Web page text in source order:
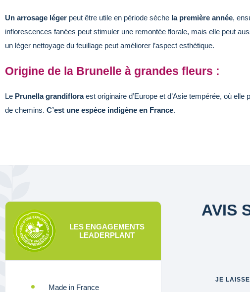
Un arrosage léger peut être utile en période sèche la première année,
inflorescences fanées peut stimuler une remontée florale, mais elle peut
un léger nettoyage du feuillage peut améliorer l’aspect esthétique.
Origine de la Brunelle à grandes fleurs :
Le Prunella grandifloraest originaire d’Europe et d’Asie tempérée, où
de chemins. C’est une espèce indigène en France.
LES ENGAGEMENTS
LEADERPLANT
Made in France
AVIS
JE